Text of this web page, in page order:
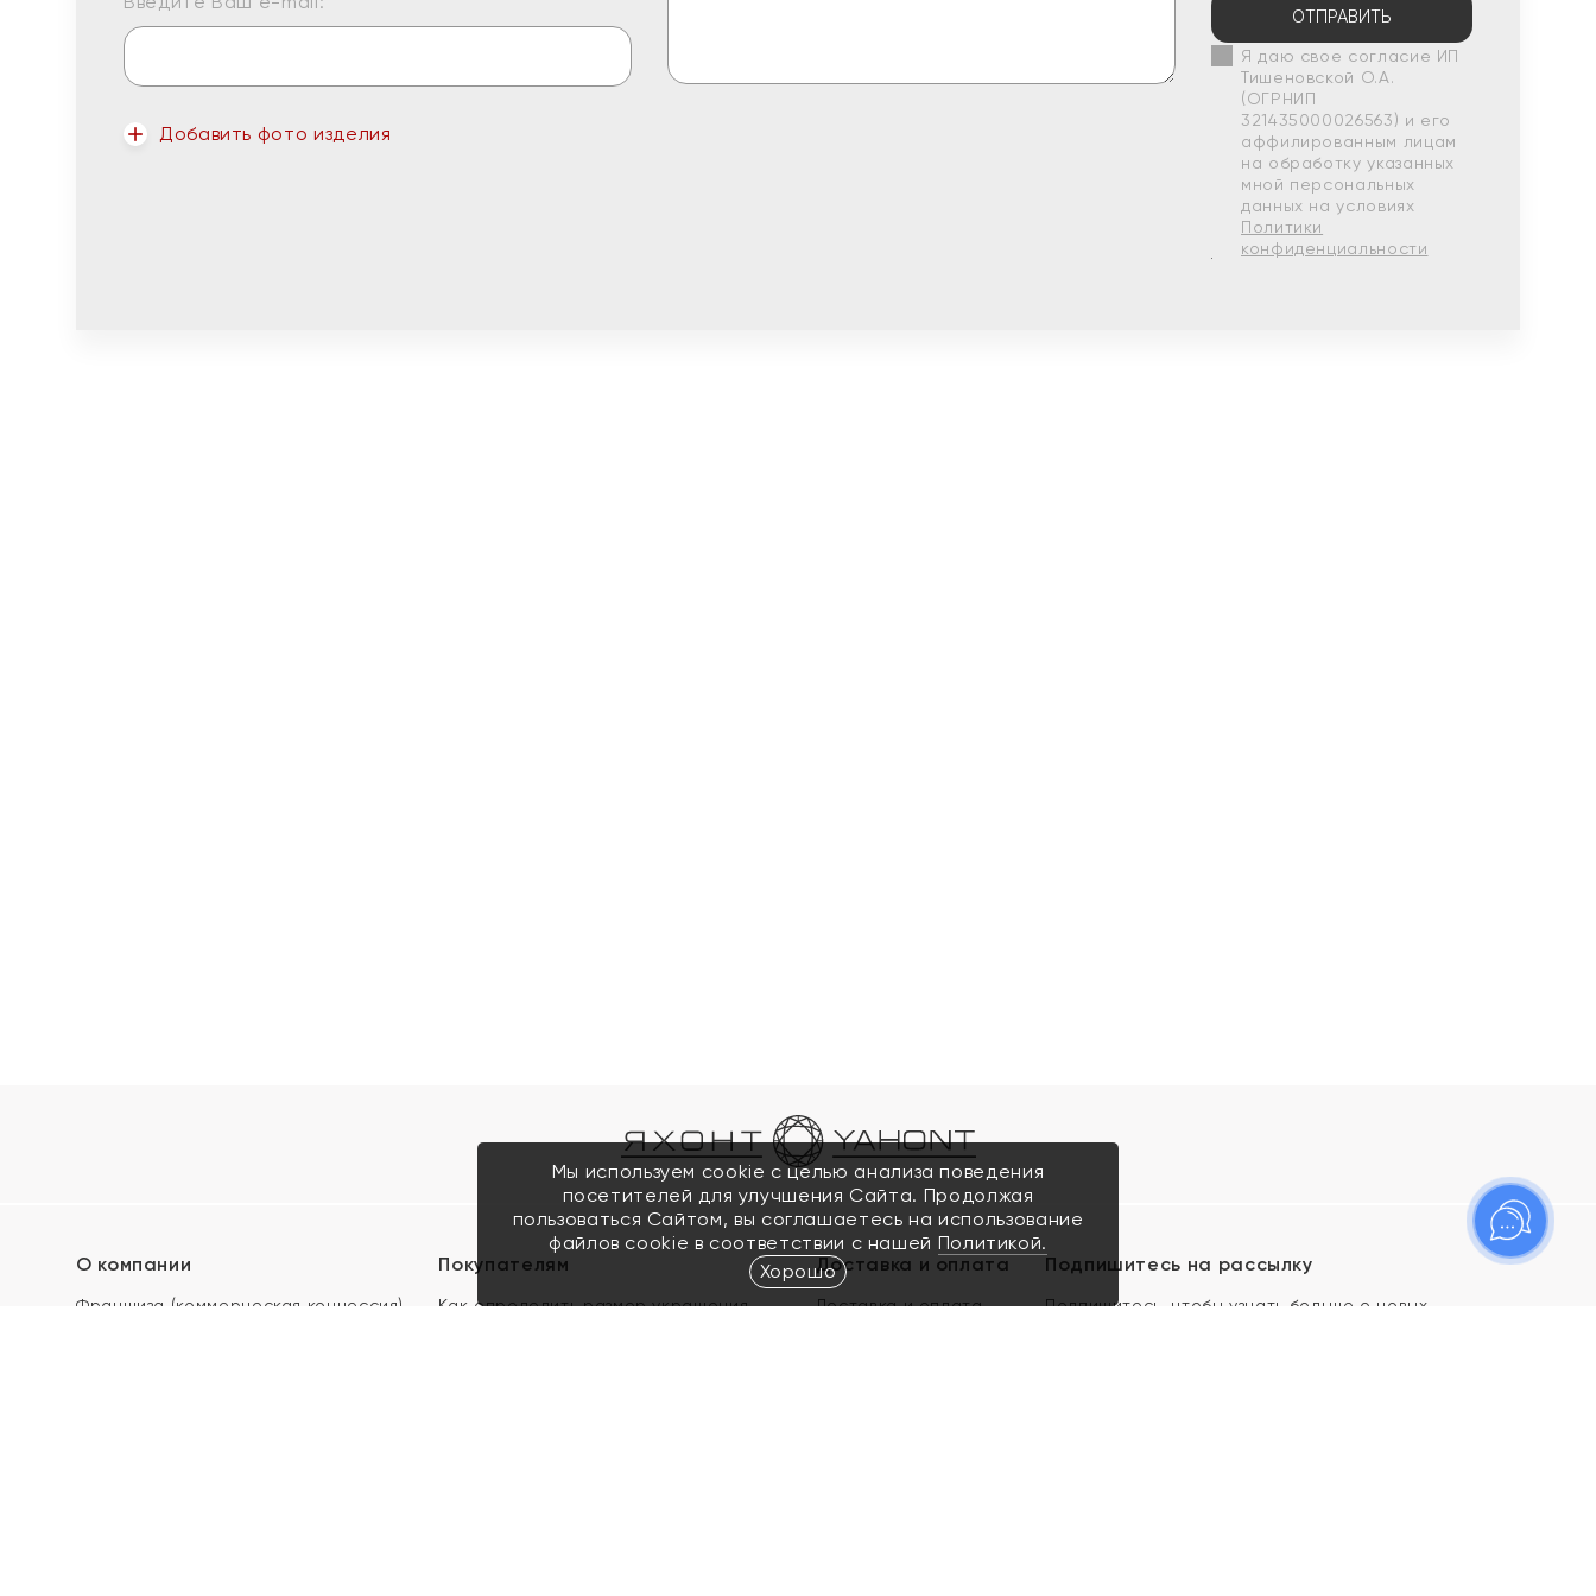
Добавить фото изделия
ОТПРАВИТЬ
Я даю свое согласие ИП
Тишеновской О.А.
(ОГРНИП
321435000026563) и его
аффилированным лицам
на обработку указанных
мной персональных
данных на условиях
Политики
конфиденциальности
О компании
Франшиза (коммерческая концессия)
Покупателям
Как определить размер украшения
Доставка и оплата
Доставка и оплата
Подпишитесь на рассылку
Подпишитесь, чтобы узнать больше о новых
Мы используем cookie с целью анализа поведения
посетителей для улучшения Сайта. Продолжая
пользоваться Сайтом, вы соглашаетесь на использование
файлов cookie в соответствии с нашей Политикой.
Хорошо